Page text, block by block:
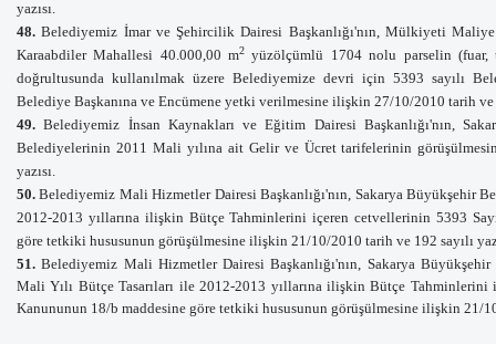
yazısı.
48.Belediyemiz İmar ve Şehircilik Dairesi Başkanlığı'nın, Mülkiyeti
Karaabdiler Mahallesi 40.000,00 m2 yüzölçümlü 1704 nolu parselin (fuar,
doğrultusunda kullanılmak üzere Belediyemize devri için 5393 sayılı
Belediye Başkanına ve Encümene yetki verilmesine ilişkin 27/10/2010 tarih ve
49.Belediyemiz İnsan Kaynakları ve Eğitim Dairesi Başkanlığı'nın,
Belediyelerinin 2011 Mali yılına ait Gelir ve Ücret tarifelerinin
yazısı.
50.Belediyemiz Mali Hizmetler Dairesi Başkanlığı'nın, Sakarya Büyükşehir
2012-2013 yıllarına ilişkin Bütçe Tahminlerini içeren cetvellerinin 5393
göre tetkiki hususunun görüşülmesine ilişkin 21/10/2010 tarih ve 192 sayılı
51.Belediyemiz Mali Hizmetler Dairesi Başkanlığı'nın, Sakarya
Mali Yılı Bütçe Tasarıları ile 2012-2013 yıllarına ilişkin Bütçe
Kanununun 18/b maddesine göre tetkiki hususunun görüşülmesine ilişkin 21/